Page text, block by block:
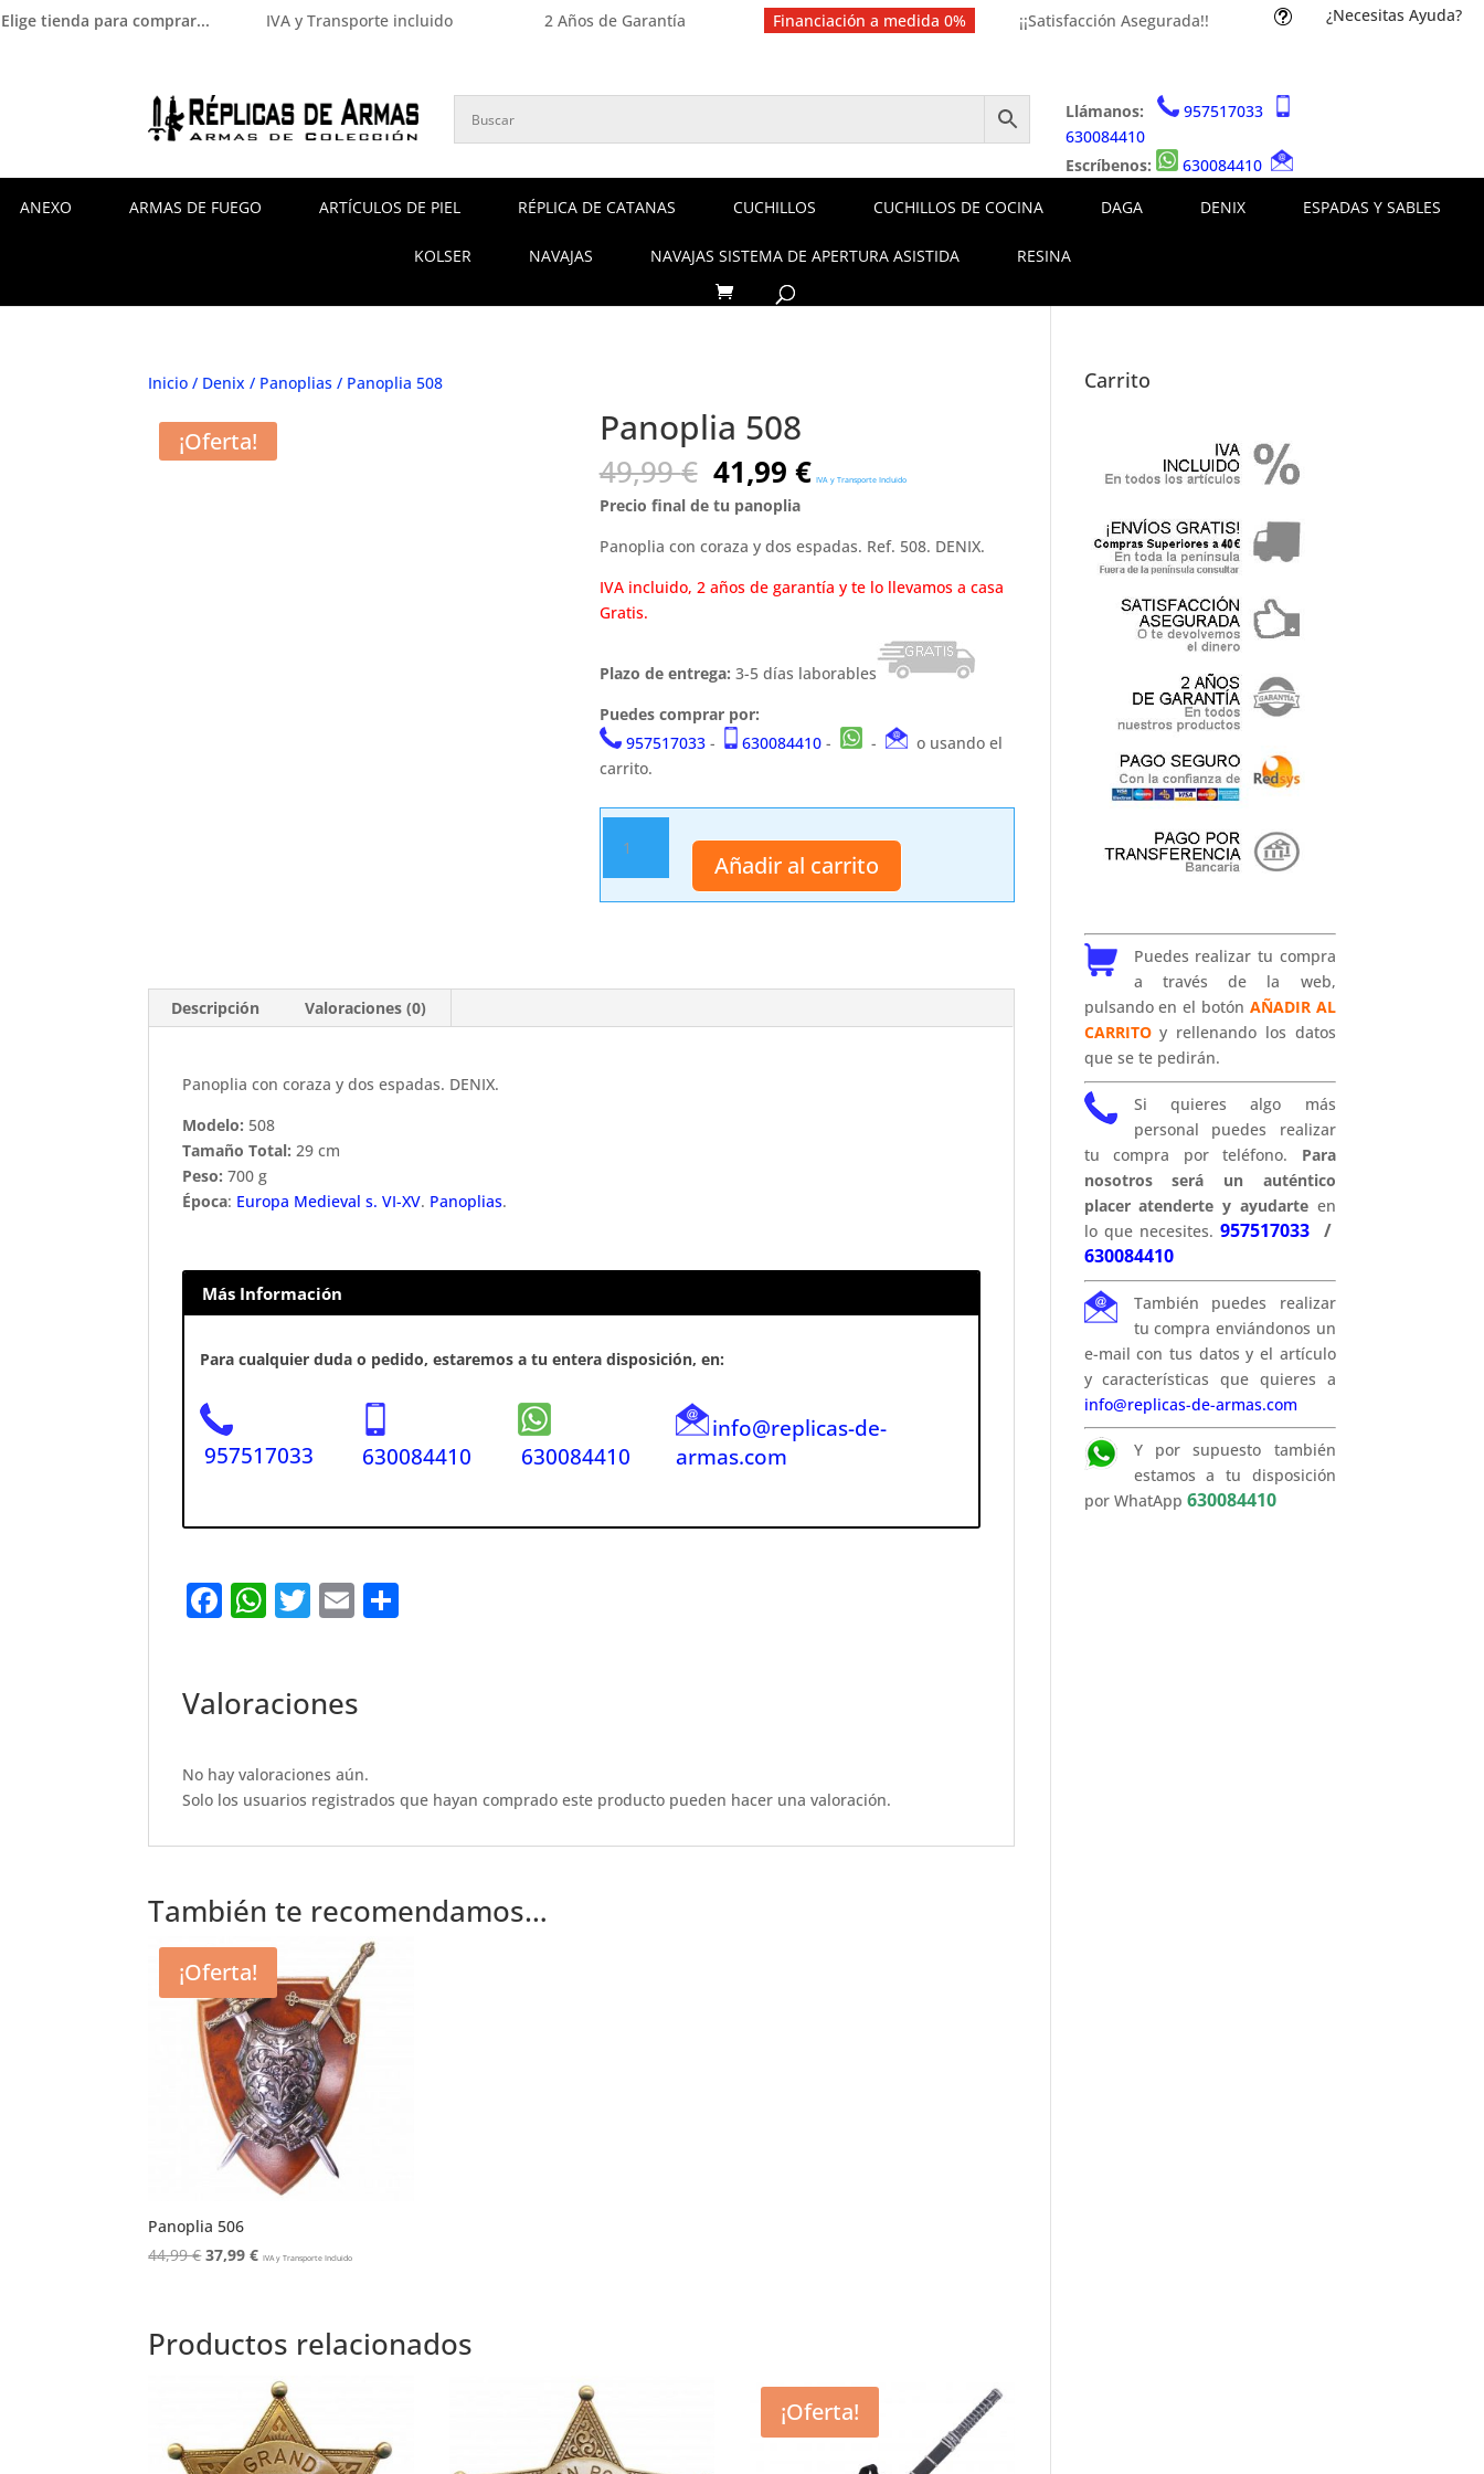
Elige tienda para comprar... IVA y Transporte incluido 2 Años de Garantía Financiación a medida 0% ¡¡Satisfacción Asegurada!! t ¿Necesitas Ayuda?
Llámanos:
957517033
630084410
Escríbenos:
630084410
ANEXO ARMAS DE FUEGO ARTÍCULOS DE PIEL RÉPLICA DE CATANAS CUCHILLOS CUCHILLOS DE COCINA DAGA DENIX ESPADAS Y SABLES
KOLSER NAVAJAS NAVAJAS SISTEMA DE APERTURA ASISTIDA RESINA
Inicio / Denix / Panoplias / Panoplia 508
¡Oferta! Panoplia 508
49,99€ El
precio
original
era:
49,99 €.
41,99 €El
precio
es:
41,99 €.
IVA y Transporte Incluido
Precio final de tu panoplia
Panoplia con coraza y dos espadas. Ref. 508. DENIX.
IVA incluido, 2 años de garantía y te lo llevamos a casa
Gratis.
Plazo de entrega: 3-5 días laborables
Puedes comprar por:
957517033- 630084410- -
o usando el
carrito.
508
cantidad
Añadir al carrito
Descripción Valoraciones (0)
Panoplia con coraza y dos espadas. DENIX.
Modelo: 508
Tamaño Total: 29 cm
Peso: 700 g
Época: Europa Medieval s. VI-XV. Panoplias.
Más Información
Para cualquier duda o pedido, estaremos a tu entera disposición, en:
957517033 630084410 630084410
info@replicas-de-
armas.com
F
e
o
o
k
W
s
p
p
T
te
E
l
Valoraciones
No hay valoraciones aún.
Solo los usuarios registrados que hayan comprado este producto pueden hacer una valoración.
También te recomendamos…
¡Oferta!
Panoplia 506
44,99€El
era:
44,99 €.
37,99€El
37,99 €.
IVA y Transporte Incluido
Productos relacionados
¡Oferta!
Carrito
Puedes realizar tu compra
a través de la web,
pulsando en el botón AÑADIR AL
CARRITOy rellenando los datos
que se te pedirán.
Si quieres algo más
personal puedes realizar
tu compra por teléfono. Para
nosotros será un auténtico
placer atenderte y ayudarteen
lo que necesites.957517033 /
630084410
También puedes realizar
tu compra enviándonos un
e-mail con tus datos y el artículo
y características que quieres a
info@replicas-de-armas.com
Y por supuesto también
estamos a tu disposición
por WhatApp 630084410